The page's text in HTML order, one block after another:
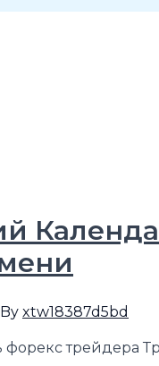
xtw18387d5bd
трейдера